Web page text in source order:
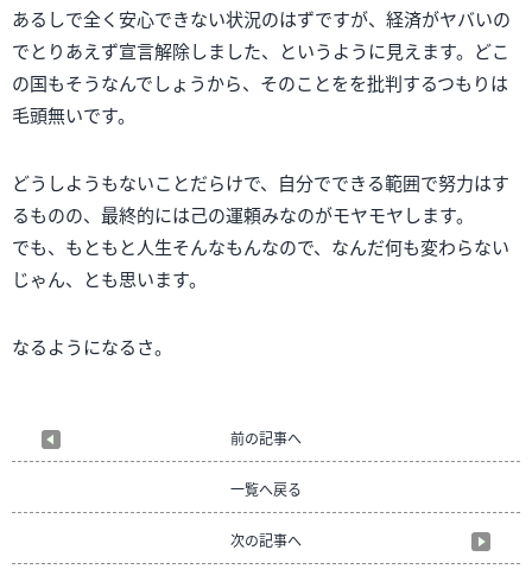
あるしで全く安心できない状況のはずですが、経済がヤバいの
でとりあえず宣言解除しました、というように見えます。どこ
の国もそうなんでしょうから、そのことをを批判するつもりは
毛頭無いです。
どうしようもないことだらけで、自分でできる範囲で努力はす
るものの、最終的には己の運頼みなのがモヤモヤします。
でも、もともと人生そんなもんなので、なんだ何も変わらない
じゃん、とも思います。
なるようになるさ。
前の記事へ
一覧へ戻る
次の記事へ